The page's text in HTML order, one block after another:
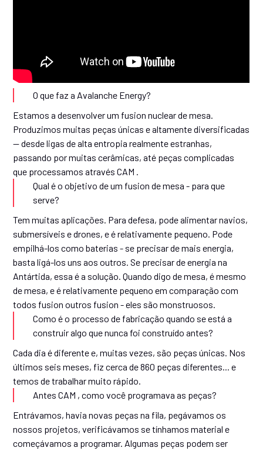
O que faz a Avalanche Energy?
Estamos a desenvolver um fusion nuclear de mesa.
Produzimos muitas peças únicas e altamente diversificadas
— desde ligas de alta entropia realmente estranhas,
passando por muitas cerâmicas, até peças complicadas
que processamos através CAM .
Qual é o objetivo de um fusion de mesa - para que
serve?
Tem muitas aplicações. Para defesa, pode alimentar navios,
submersíveis e drones, e é relativamente pequeno. Pode
empilhá-los como baterias - se precisar de mais energia,
basta ligá-los uns aos outros. Se precisar de energia na
Antártida, essa é a solução. Quando digo de mesa, é mesmo
de mesa, e é relativamente pequeno em comparação com
todos fusion outros fusion - eles são monstruosos.
Como é o processo de fabricação quando se está a
construir algo que nunca foi construído antes?
Cada dia é diferente e, muitas vezes, são peças únicas. Nos
últimos seis meses, fiz cerca de 860 peças diferentes... e
temos de trabalhar muito rápido.
Antes CAM , como você programava as peças?
Entrávamos, havia novas peças na fila, pegávamos os
nossos projetos, verificávamos se tínhamos material e
começávamos a programar. Algumas peças podem ser